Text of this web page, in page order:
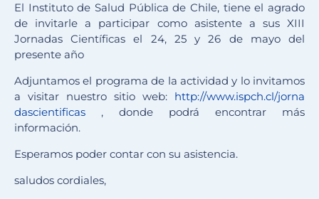
El Instituto de Salud Pública de Chile, tiene el agrado
de invitarle a participar como asistente a sus XIII
Jornadas Científicas el 24, 25 y 26 de mayo del
presente año
Adjuntamos el programa de la actividad y lo invitamos
a visitar nuestro sitio web: http://www.ispch.cl/jorna
dascientificas , donde podrá encontrar más
información.
Esperamos poder contar con su asistencia.
saludos cordiales,